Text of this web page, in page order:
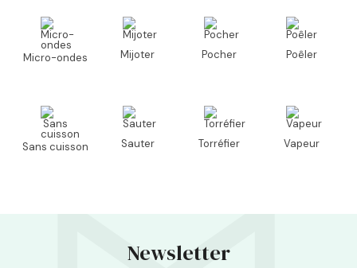
Micro-ondes Mijoter Pocher Poêler
Sans cuisson Sauter Torréfier Vapeur
Newsletter